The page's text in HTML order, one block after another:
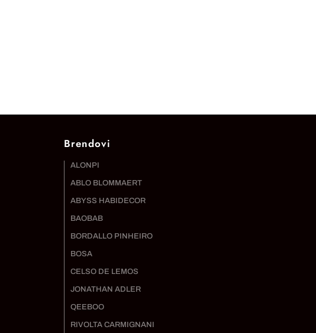
Brendovi
ALONPI
ABLO BLOMMAERT
ABYSS HABIDECOR
BAOBAB
BORDALLO PINHEIRO
BOSA
CELSO DE LEMOS
JONATHAN ADLER
QEEBOO
RIVOLTA CARMIGNANI